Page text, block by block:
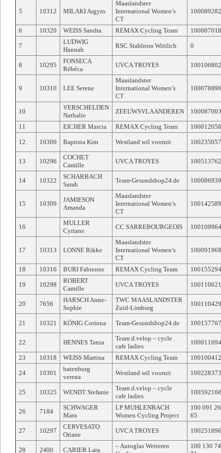
5 10312 MILAKI Argyro
Maaslandster
International Women’s
CT
6 10320 WEISS Sandra REMAX Cycling Team
7
LUDWIG
Hannah
RSC Stahlross Wittlich 0
8 10295
FONSECA
Rébéca
UVCA TROYES
9 10310 LEE Serene
Maaslandster
International Women’s
CT
10
VERSCHELDEN
Nathalie
ZEEUWSVLAANDEREN
11 EICHER Marcia REMAX Cycling Team
12 10300 Baptista Kim Westland wil vooruit
13 10296
COCHET
Camille
UVCA TROYES
14 10322
SCHARBACH
Sarah
Team-Gesundshop24.de
15 10309
JAMIESON
Amanda
Maaslandster
International Women’s
CT
16
MULLER
Cyriane
CC SARREBOURGEOIS
17 10313 LONNE Rikke
Maaslandster
International Women’s
CT
18 10316 BURI Fabienne REMAX Cycling Team
19 10298
ROBERT
Camille
UVCA TROYES
20 7656
HARSCH Anne-
Sophie
TWC MAASLANDSTER
Zuid-Limburg
21 10321 KÖNIG Corinna Team-Gesundshop24.de
22 HENNES Tania
Team d.velop – cycle
cafe ladies
23 10318 WEISS Martina REMAX Cycling Team
24 10301
batenburg
verena
Westland wil vooruit
25 10325 WENDT Stefanie
Team d.velop – cycle
cafe ladies
26 7184
SCHWAGER
Mara
LP MUHLENBACH
Women Cycling Project
100 091
65
27 10297
CERVESATO
Oriane
UVCA TROYES
28 2400 CARIER Lara
– Autoglas Wetteren
100 130